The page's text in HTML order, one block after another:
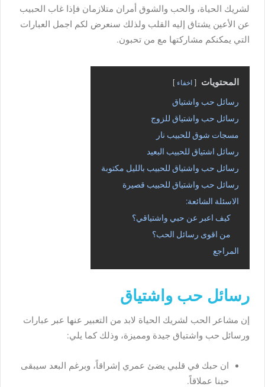
لشريك الحياة، والحب والشوق أمران متلازمان فإذا غاب الحبيب
عن الأعين يشتاق إليه القلب ولذلك سنعرض لكم اجمل العبارات
التي يمكنكم مشاركتها مع من تحبون.
المحتويات اخفاء
رسائل حب واشتياق
رسائل حب واشتياق للزوج
مسجات شوق للحبيب نار
رسائل اشتياق للحبيب البعيد
رسائل حب واشتياق للحبيب بالليل مكتوبة
رسائل حب واشتياق للحبيب قصيرة
الاسئلة الشائعة:
كيف اعبر عن حبي واشتياقي؟
من اقوى رسائل الحب؟
المراجع
رسائل حب واشتياق
إن مشاعر الحب لشريك الحياة لابد من التعبير عنها عبر عبارات
ورسائل حب واشتياق جيدة ومميزة، وذلك كما يلي:
ان حبك في قلبي يضئ عمري إشراقاً، وبرغم البعد سيبقى
حبنا عملاقاً.